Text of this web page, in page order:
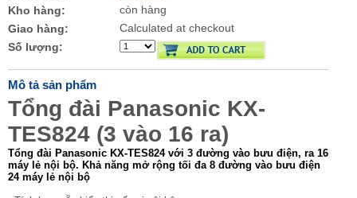
Kho hàng:
còn hàng
Giao hàng:
Calculated at checkout
Số lượng:
Mô tả sản phẩm
Tổng đài Panasonic KX-
TES824 (3 vào 16 ra)
Tổng đài Panasonic KX-TES824 với 3 đường vào bưu điện, ra 16
máy lẻ nội bộ. Khả năng mở rộng tối đa 8 đường vào bưu điện
24 máy lẻ nội bộ